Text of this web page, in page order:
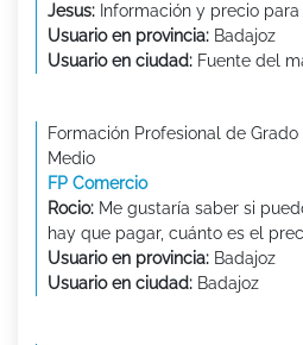
Jesus: Información y precio
Usuario en provincia: Badajoz
Usuario en ciudad: Fuente del
Formación Profesional de
Medio
FP Comercio
Rocio: Me gustaría saber si
hay que pagar, cuánto es el
Usuario en provincia: Badajoz
Usuario en ciudad: Badajoz